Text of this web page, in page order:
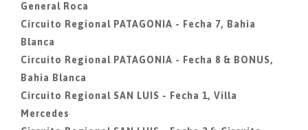
General Roca
Circuito Regional PATAGONIA - Fecha 7, Bahia
Blanca
Circuito Regional PATAGONIA - Fecha 8 & BONUS,
Bahia Blanca
Circuito Regional SAN LUIS - Fecha 1, Villa
Mercedes